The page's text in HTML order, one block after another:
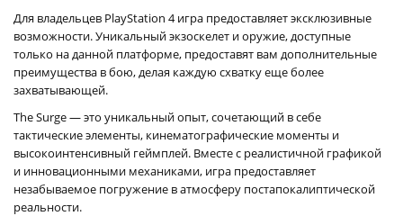
Для владельцев PlayStation 4 игра предоставляет эксклюзивные
возможности. Уникальный экзоскелет и оружие, доступные
только на данной платформе, предоставят вам дополнительные
преимущества в бою, делая каждую схватку еще более
захватывающей.
The Surge — это уникальный опыт, сочетающий в себе
тактические элементы, кинематографические моменты и
высокоинтенсивный геймплей. Вместе с реалистичной графикой
и инновационными механиками, игра предоставляет
незабываемое погружение в атмосферу постапокалиптической
реальности.